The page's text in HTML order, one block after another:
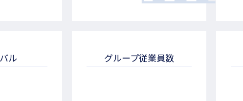
ル グループ従業員数